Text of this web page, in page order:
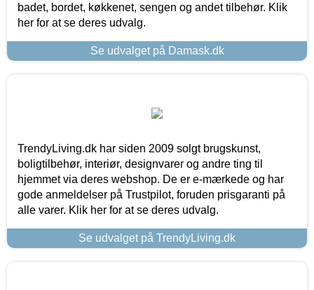
badet, bordet, køkkenet, sengen og andet tilbehør. Klik
her for at se deres udvalg.
Se udvalget på Damask.dk
TrendyLiving.dk har siden 2009 solgt brugskunst,
boligtilbehør, interiør, designvarer og andre ting til
hjemmet via deres webshop. De er e-mærkede og har
gode anmeldelser på Trustpilot, foruden prisgaranti på
alle varer. Klik her for at se deres udvalg.
Se udvalget på TrendyLiving.dk